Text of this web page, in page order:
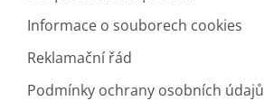
Informace o souborech cookies
Reklamační řád
Podmínky ochrany osobních údajů